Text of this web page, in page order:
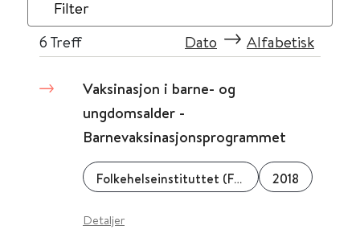
Filter
6 Treff Dato Alfabetisk
Vaksinasjon i barne- og
ungdomsalder -
Barnevaksinasjonsprogrammet
Folkehelseinstituttet (FHI) 2018
Detaljer